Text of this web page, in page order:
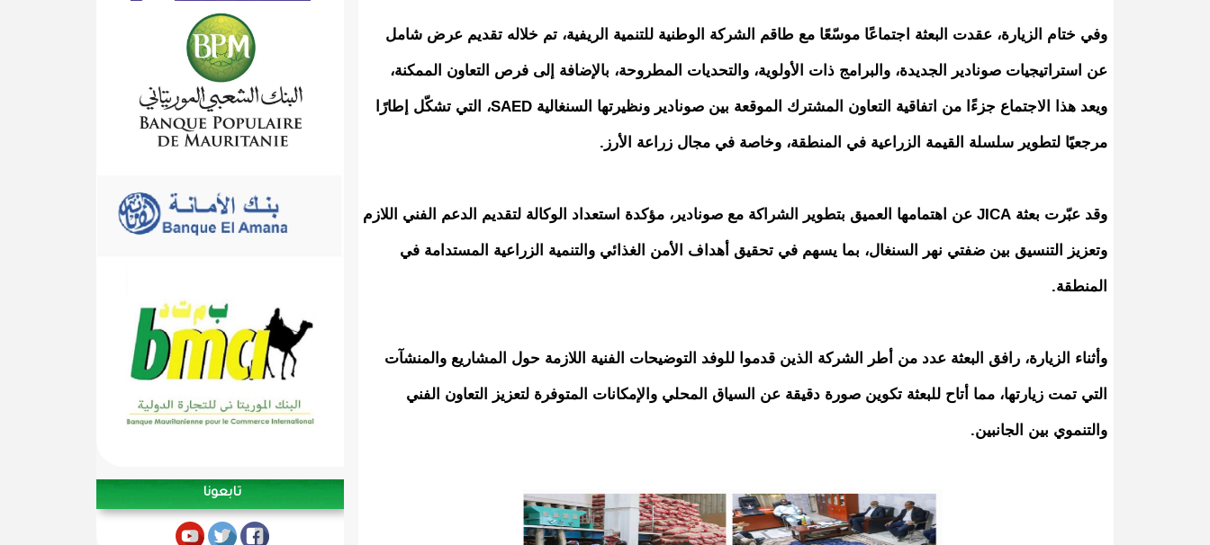
وفي ختام الزيارة، عقدت البعثة اجتماعًا موسّعًا مع طاقم الشركة الوطنية للتنمية الريفية، تم خلاله تقديم عرض شامل
عن استراتيجيات صونادير الجديدة، والبرامج ذات الأولوية، والتحديات المطروحة، بالإضافة إلى فرص التعاون الممكنة،
ويعد هذا الاجتماع جزءًا من اتفاقية التعاون المشترك الموقعة بين صونادير ونظيرتها السنغالية SAED، التي تشكّل إطارًا
مرجعيًا لتطوير سلسلة القيمة الزراعية في المنطقة، وخاصة في مجال زراعة الأرز.
وقد عبّرت بعثة JICA عن اهتمامها العميق بتطوير الشراكة مع صونادير، مؤكدة استعداد الوكالة لتقديم الدعم الفني اللازم
وتعزيز التنسيق بين ضفتي نهر السنغال، بما يسهم في تحقيق أهداف الأمن الغذائي والتنمية الزراعية المستدامة في
المنطقة.
وأثناء الزيارة، رافق البعثة عدد من أطر الشركة الذين قدموا للوفد التوضيحات الفنية اللازمة حول المشاريع والمنشآت
التي تمت زيارتها، مما أتاح للبعثة تكوين صورة دقيقة عن السياق المحلي والإمكانات المتوفرة لتعزيز التعاون الفني
والتنموي بين الجانبين.
تابعونا